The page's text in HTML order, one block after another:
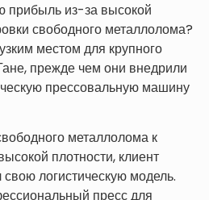
прибыль из-за высокой
свободного металлолома?
местом для крупного
прежде чем они внедрили
прессовальную машину
металлолома к
плотности, клиент
логистическую модель.
пресс для